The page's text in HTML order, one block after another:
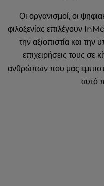
Οι οργανισμοί, οι
φιλοξενίας επιλέγουν
την αξιοπιστία και την
επιχειρήσεις τους σε
ανθρώπων που μας
αυτό